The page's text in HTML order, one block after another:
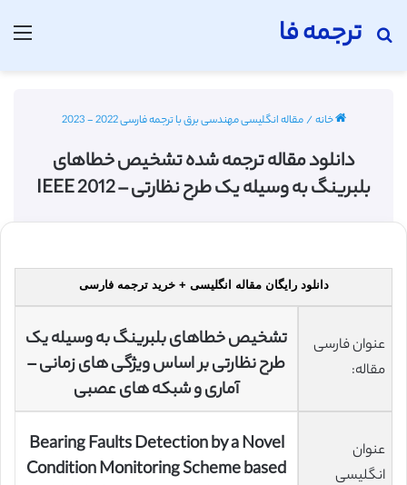
ترجمه فا
جستجو برای
خانه/مقاله انگلیسی مهندسی برق با ترجمه فارسی 2022 - 2023
دانلود مقاله ترجمه شده تشخیص خطاهای
بلبرینگ به وسیله یک طرح نظارتی – 2012 IEEE
دانلود رایگان مقاله انگلیسی + خرید ترجمه فارسی
عنوان فارسی
مقاله:
تشخیص خطاهای بلبرینگ به وسیله یک
طرح نظارتی بر اساس ویژگی های زمانی –
آماری و شبکه های عصبی
عنوان
انگلیسی
Bearing Faults Detection by a Novel
Condition Monitoring Scheme based